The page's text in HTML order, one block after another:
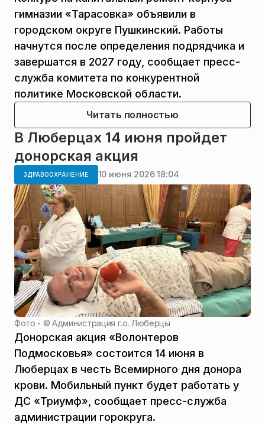
гимназии «Тарасовка» объявили в
городском округе Пушкинский. Работы
начнутся после определения подрядчика и
завершатся в 2027 году, сообщает пресс-
служба комитета по конкурентной
политике Московской области.
Читать полностью
В Люберцах 14 июня пройдет
донорская акция
ЗДРАВООХРАНЕНИЕ 10 июня 2026 18:04
Фото - ©Администрация г.о. Люберцы
Донорская акция «Волонтеров
Подмосковья» состоится 14 июня в
Люберцах в честь Всемирного дня донора
крови. Мобильный пункт будет работать у
ДС «Триумф», сообщает пресс-служба
администрации горокруга.